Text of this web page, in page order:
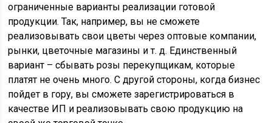
ограниченные варианты реализации готовой
продукции. Так, например, вы не сможете
реализовывать свои цветы через оптовые компании,
рынки, цветочные магазины и т. д. Единственный
вариант – сбывать розы перекупщикам, которые
платят не очень много. С другой стороны, когда бизнес
пойдет в гору, вы сможете зарегистрироваться в
качестве ИП и реализовывать свою продукцию на